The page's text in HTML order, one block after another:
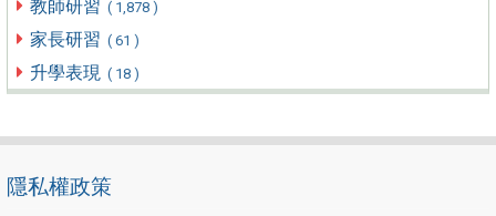
教師研習 ( 1,878 )
家長研習 ( 61 )
升學表現 ( 18 )
隱私權政策